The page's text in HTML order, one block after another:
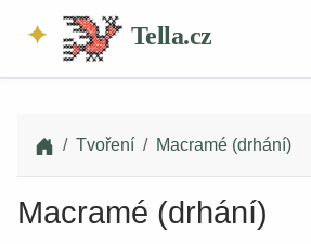
Tella.cz
Tvoření Macramé (drhání)
Macramé (drhání)